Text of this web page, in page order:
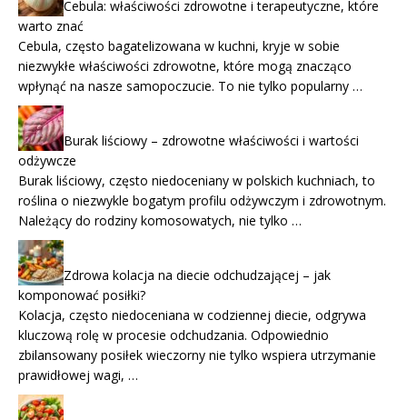
Cebula: właściwości zdrowotne i terapeutyczne, które
warto znać
Cebula, często bagatelizowana w kuchni, kryje w sobie
niezwykłe właściwości zdrowotne, które mogą znacząco
wpłynąć na nasze samopoczucie. To nie tylko popularny …
Burak liściowy – zdrowotne właściwości i wartości
odżywcze
Burak liściowy, często niedoceniany w polskich kuchniach, to
roślina o niezwykle bogatym profilu odżywczym i zdrowotnym.
Należący do rodziny komosowatych, nie tylko …
Zdrowa kolacja na diecie odchudzającej – jak
komponować posiłki?
Kolacja, często niedoceniana w codziennej diecie, odgrywa
kluczową rolę w procesie odchudzania. Odpowiednio
zbilansowany posiłek wieczorny nie tylko wspiera utrzymanie
prawidłowej wagi, …